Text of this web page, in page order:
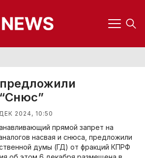
2024, 10:50
прямой запрет на
насвая и снюса, предложили
думы (ГД) от фракций КПРФ